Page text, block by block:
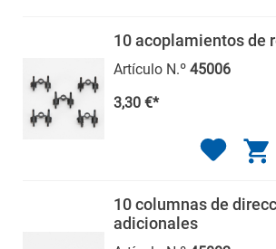
10 acoplamientos de
Artículo N.º 45006
3,30 €*
10 columnas de
adicionales